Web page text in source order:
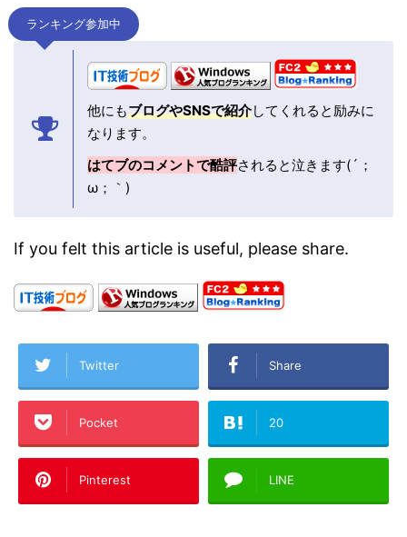
ランキング参加中
他にもブログやSNSで紹介してくれると励みに
なります。
はてブのコメントで酷評されると泣きます(´；
ω；｀)
If you felt this article is useful, please share.
Twitter Share
Pocket 20
Pinterest LINE